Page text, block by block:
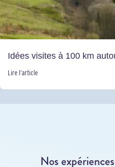
Idées visites à 100 km
Lire l’article
Nos